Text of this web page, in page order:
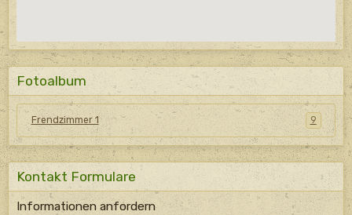
Fotoalbum
Frendzimmer 1 9
Kontakt Formulare
Informationen anfordern